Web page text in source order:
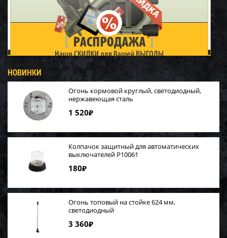
НОВИНКИ
Огонь кормовой круглый, светодиодный,
нержавеющая сталь
1 520₽
Колпачок защитный для автоматических
выключателей P10061
180₽
Огонь топовый на стойке 624 мм,
светодиодный
3 360₽